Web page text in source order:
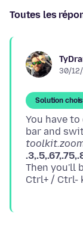
Toutes les
30/
Solution
You have
bar and
Then you'll